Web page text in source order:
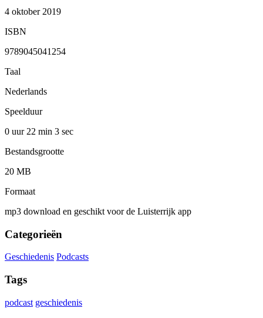
4 oktober 2019
ISBN
9789045041254
Taal
Nederlands
Speelduur
0 uur 22 min 3 sec
Bestandsgrootte
20 MB
Formaat
mp3 download en geschikt voor de Luisterrijk app
Categorieën
Geschiedenis Podcasts
Tags
podcast geschiedenis